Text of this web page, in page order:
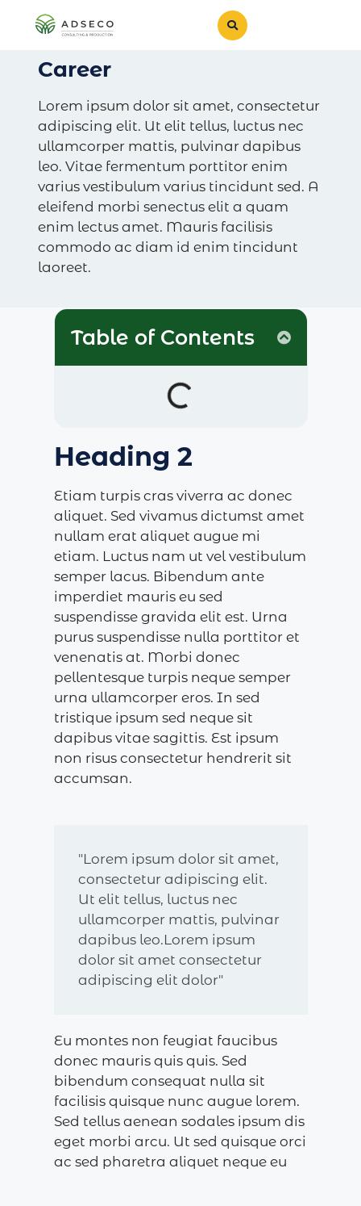
Career
Lorem ipsum dolor sit amet, consectetur
adipiscing elit. Ut elit tellus, luctus nec
ullamcorper mattis, pulvinar dapibus
leo. Vitae fermentum porttitor enim
varius vestibulum varius tincidunt sed. A
eleifend morbi senectus elit a quam
enim lectus amet. Mauris facilisis
commodo ac diam id enim tincidunt
laoreet.
Table of Contents
Heading 2
Etiam turpis cras viverra ac donec
aliquet. Sed vivamus dictumst amet
nullam erat aliquet augue mi
etiam. Luctus nam ut vel vestibulum
semper lacus. Bibendum ante
imperdiet mauris eu sed
suspendisse gravida elit est. Urna
purus suspendisse nulla porttitor et
venenatis at. Morbi donec
pellentesque turpis neque semper
urna ullamcorper eros. In sed
tristique ipsum sed neque sit
dapibus vitae sagittis. Est ipsum
non risus consectetur hendrerit sit
accumsan.
"Lorem ipsum dolor sit amet,
consectetur adipiscing elit.
Ut elit tellus, luctus nec
ullamcorper mattis, pulvinar
dapibus leo.Lorem ipsum
dolor sit amet consectetur
adipiscing elit dolor"
Eu montes non feugiat faucibus
donec mauris quis quis. Sed
bibendum consequat nulla sit
facilisis quisque nunc augue lorem.
Sed tellus aenean sodales ipsum dis
eget morbi arcu. Ut sed quisque orci
ac sed pharetra aliquet neque eu